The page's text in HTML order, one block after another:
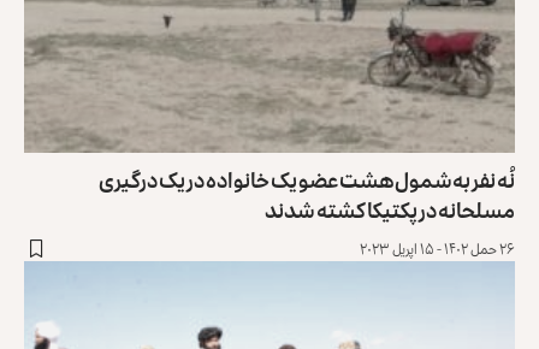
نُه نفر به‌شمول هشت عضو یک خانواده در یک درگیری
مسلحانه در پکتیکا کشته شدند
۲۶ حمل ۱۴۰۲ - ۱۵ اپریل ۲۰۲۳